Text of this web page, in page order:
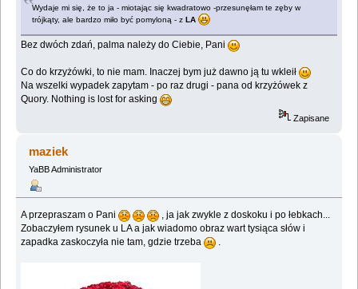
Wydaje mi się, że to ja - miotając się kwadratowo -przesunęłam te zęby w
trójkąty, ale bardzo miło być pomyloną - z LA
Bez dwóch zdań, palma należy do Ciebie, Pani
Co do krzyżówki, to nie mam. Inaczej bym już dawno ją tu wkleił
Na wszelki wypadek zapytam - po raz drugi - pana od krzyżówek z
Quory. Nothing is lost for asking
Zapisane
maziek
YaBB Administrator
A przepraszam o Pani
, ja jak zwykle z doskoku i po łebkach...
Zobaczyłem rysunek u LA a jak wiadomo obraz wart tysiąca słów i
zapadka zaskoczyła nie tam, gdzie trzeba